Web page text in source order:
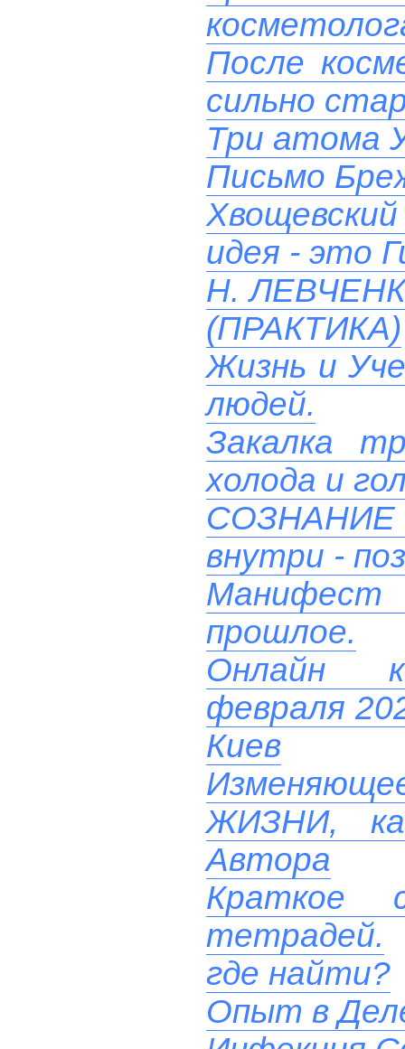
После
сильно
Три атома
Письмо
идея - это
Н.
(ПРАКТИКА)
Жизнь и
людей.
Закалка
холода и
внутри -
прошлое.
Онлайн
февраля
Киев
ЖИЗНИ,
Автора
Краткое
тетрадей.
где найти?
Опыт в